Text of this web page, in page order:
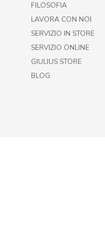
FILOSOFIA
LAVORA CON NOI
SERVIZIO IN STORE
SERVIZIO ONLINE
GIULIUS STORE
BLOG